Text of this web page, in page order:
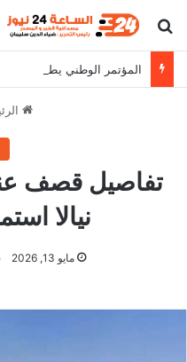
بحث عن
المؤتمر الوطني يطالب
تفاصيل قصف
نيالا استمر 3
مايو 13, 2026